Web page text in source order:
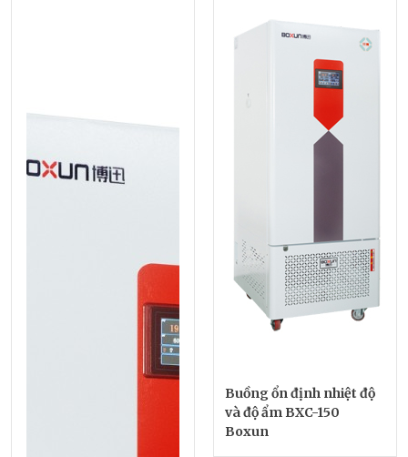
Buồng ổn định nhiệt độ
và độ ẩm BXC-150
Boxun